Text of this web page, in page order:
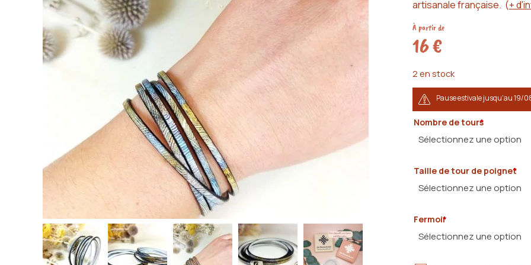
client
artisanale française. (+
À partir de
16€
2 en stock
Pause estivale jusqu'au 19/
Nombre de tours
*
Sélectionnez une option
1
3 + 8
Taille de tour de poignet
*
Sélectionnez une option
13 cm
Fermoir
*
Sélectionnez une option